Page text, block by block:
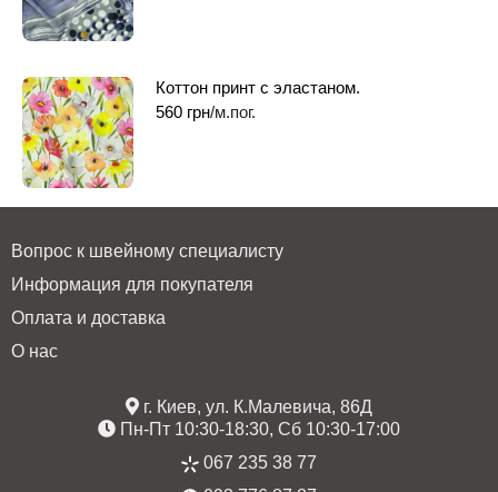
Коттон принт с эластаном.
560 грн/м.пог.
Вопрос к швейному специалисту
Информация для покупателя
Оплата и доставка
О нас
г. Киев, ул. К.Малевича, 86Д
Пн-Пт 10:30-18:30, Сб 10:30-17:00
067 235 38 77